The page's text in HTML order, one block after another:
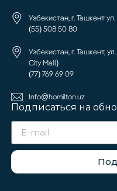
Узбекистан, г. Ташкент
(55) 508 50 80
Узбекистан, г. Ташкент,
City Mall)
(77) 769 69 09
Info@homilton.uz
Подписаться на